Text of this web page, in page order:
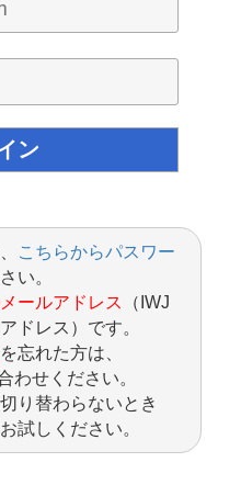
こちらからパスワー
い。
ールアドレス
（IWJ
ドレス）です。
を忘れた方は、
わせください。
り替わらないとき
試しください。